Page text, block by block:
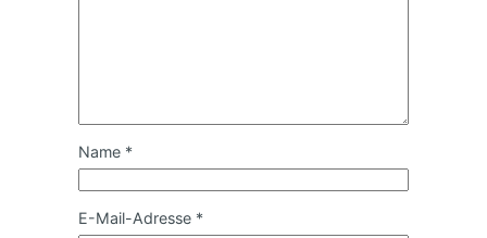
Name *
E-Mail-Adresse *